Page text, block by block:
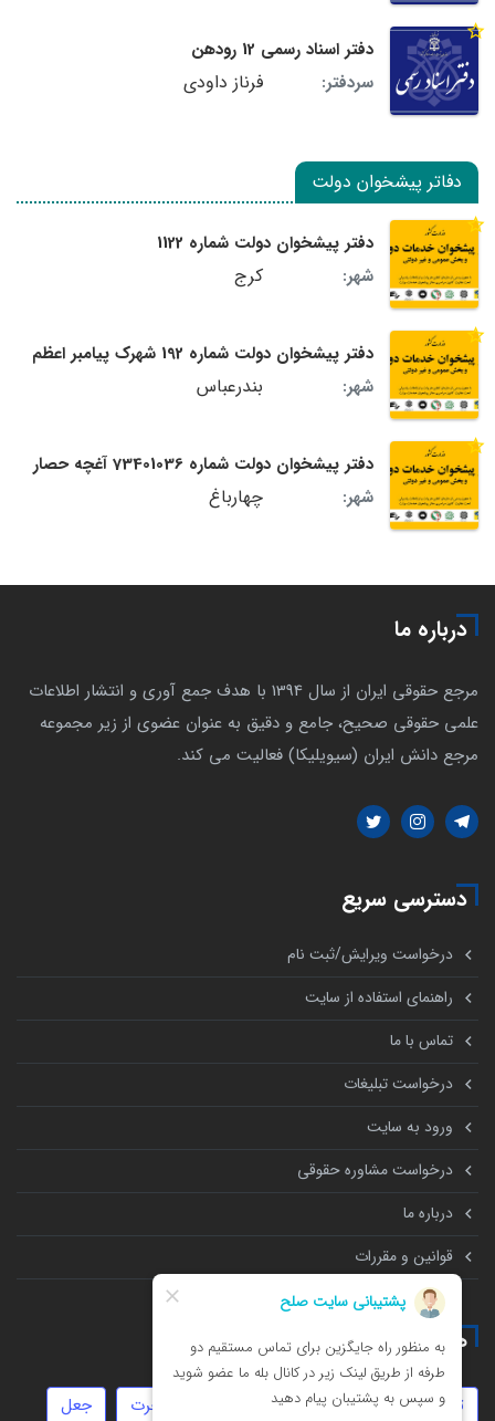
دفتر اسناد رسمی 12 رودهن
سردفتر:
فرناز داودی
دفاتر پیشخوان دولت
دفتر پیشخوان دولت شماره 1122
شهر:
کرج
دفتر پیشخوان دولت شماره 192 شهرک پیامبر اعظم
شهر:
بندرعباس
دفتر پیشخوان دولت شماره 73401036 آغچه حصار
شهر:
چهارباغ
درباره ما
مرجع حقوقی ایران از سال 1394 با هدف جمع آوری و انتشار اطلاعات
علمی حقوقی صحیح، جامع و دقیق به عنوان عضوی از زیر مجموعه
مرجع دانش ایران (سیویلیکا) فعالیت می کند.
دسترسی سریع
درخواست ویرایش/ثبت نام
راهنمای استفاده از سایت
تماس با ما
درخواست تبلیغات
ورود به سایت
درخواست مشاوره حقوقی
درباره ما
قوانین و مقررات
همه چیز درباره
ثبت شرکت استارتاپ مهاجرت جعل